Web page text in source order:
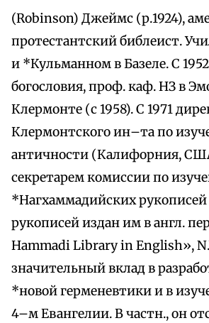
(Robinson) Джеймс (р.1924),
протестантский библеист.
и *Кульманном в Базеле. С
богословия, проф. каф. НЗ в
Клермонте (с 1958). С 1971
Клермонтского ин–та по
античности (Калифорния,
секретарем комиссии по
*Нагхаммадийских рукописей
рукописей издан им в англ.
Hammadi Library in English»,
значительный вклад в
*новой герменевтики и в
4–м Евангелии. В частн., он